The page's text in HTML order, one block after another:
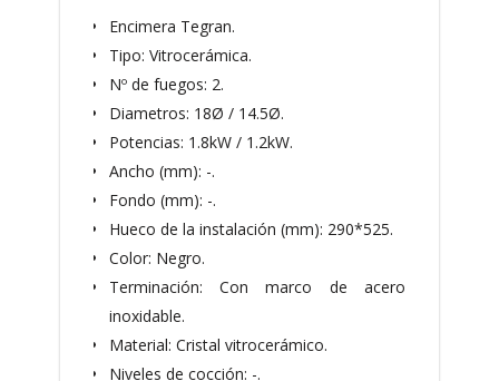
Encimera Tegran.
Tipo: Vitrocerámica.
Nº de fuegos: 2.
Diametros: 18Ø / 14.5Ø.
Potencias: 1.8kW / 1.2kW.
Ancho (mm): -.
Fondo (mm): -.
Hueco de la instalación (mm): 290*525.
Color: Negro.
Terminación: Con marco de acero
inoxidable.
Material: Cristal vitrocerámico.
Niveles de cocción: -.